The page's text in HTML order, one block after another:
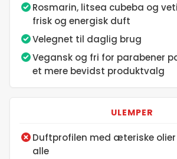
14. maj 2026
15. maj 2026
18. maj 2026
Rosmarin, litsea cubeba og
frisk og energisk duft
Velegnet til daglig brug
Vegansk og fri for parabener
et mere bevidst produktvalg
ULEMPER
Duftprofilen med æteriske olier
alle